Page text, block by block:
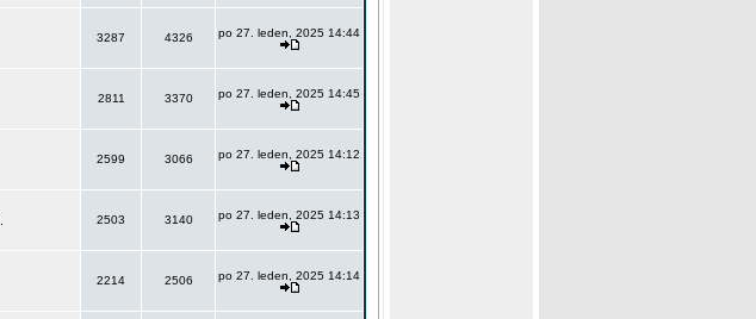
3287 4326 po 27. leden, 2025 14:44
2811 3370 po 27. leden, 2025 14:45
2599 3066 po 27. leden, 2025 14:12
2503 3140 po 27. leden, 2025 14:13
2214 2506 po 27. leden, 2025 14:14